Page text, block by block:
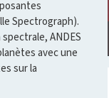
Spectrograph).
ANDES
avec une
sur la